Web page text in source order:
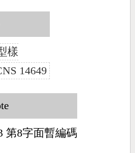
樣
14649
第8字面暫編碼